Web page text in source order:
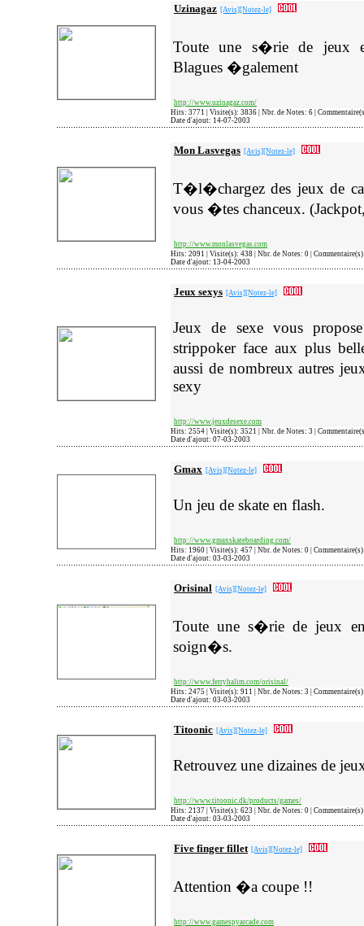
Uzinagaz [Avis] [Notez-le]
Toute une s�rie de jeux
Blagues �galement
http://www.uzinagaz.com/
Hits: 3771 | Visite(s): 3836 | Nbr. de Notes: 6 |
Date d'ajout: 14-07-2003
Mon Lasvegas [Avis] [Notez-le]
T�l�chargez des jeux de
vous �tes chanceux.
http://www.monlasvegas.com
Hits: 2091 | Visite(s): 438 | Nbr. de Notes: 0 |
Date d'ajout: 13-04-2003
Jeux sexys [Avis] [Notez-le]
Jeux de sexe vous
strippoker face aux plus
aussi de nombreux autres
sexy
http://www.jeuxdesexe.com
Hits: 2554 | Visite(s): 3521 | Nbr. de Notes: 3 |
Date d'ajout: 07-03-2003
Gmax [Avis] [Notez-le]
Un jeu de skate en flash.
http://www.gmaxskateboarding.com/
Hits: 1960 | Visite(s): 457 | Nbr. de Notes: 0 |
Date d'ajout: 03-03-2003
Orisinal [Avis] [Notez-le]
Toute une s�rie de jeux
soign�s.
http://www.ferryhalim.com/orisinal/
Hits: 2475 | Visite(s): 911 | Nbr. de Notes: 3 |
Date d'ajout: 03-03-2003
Titoonic [Avis] [Notez-le]
Retrouvez une dizaines de
http://www.titoonic.dk/products/games/
Hits: 2137 | Visite(s): 623 | Nbr. de Notes: 0 |
Date d'ajout: 03-03-2003
Five finger fillet [Avis] [Notez-le]
Attention �a coupe !!
http://www.gamespyarcade.com